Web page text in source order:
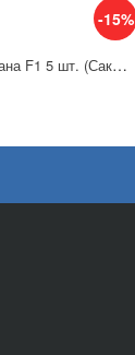
-15%
Семена Томат Мариана F1 5 шт. (Саката)/ Гавриш